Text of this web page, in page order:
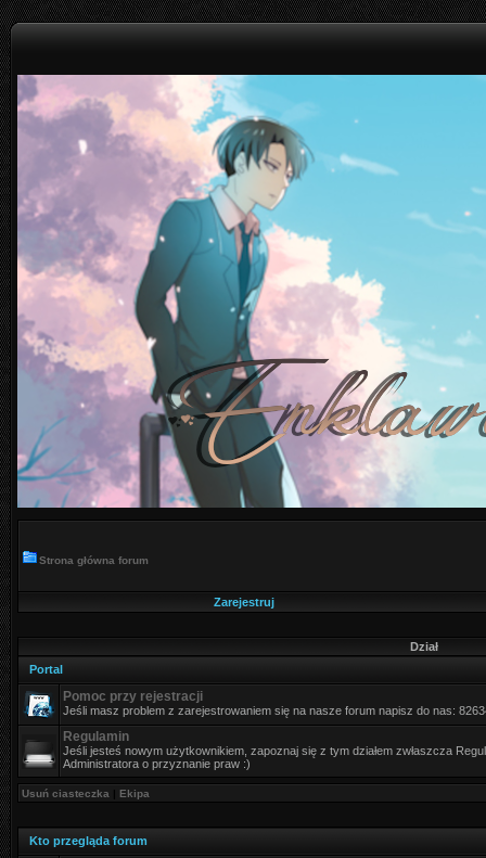
Strona główna forum
Zarejestruj
Dział
Portal
Pomoc przy rejestracji
Jeśli masz problem z zarejestrowaniem się na nasze forum napisz do nas:
Regulamin
Jeśli jesteś nowym użytkownikiem, zapoznaj się z tym działem zwłaszcza
Administratora o przyznanie praw :)
Usuń ciasteczka | Ekipa
Kto przegląda forum